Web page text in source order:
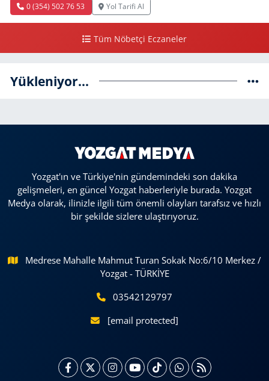
0 (354) 502 76 53 Yol Tarifi Al
Tüm Nöbetçi Eczaneler
Yükleniyor...
Yozgat'ın ve Türkiye'nin gündemindeki son dakika
gelişmeleri, en güncel Yozgat haberleriyle burada. Yozgat
Medya olarak, ilinizle ilgili tüm önemli olayları tarafsız ve hızlı
bir şekilde sizlere ulaştırıyoruz.
Medrese Mahalle Mahmut Turan Sokak No:6/10 Merkez /
Yozgat - TÜRKİYE
03542129797
[email protected]